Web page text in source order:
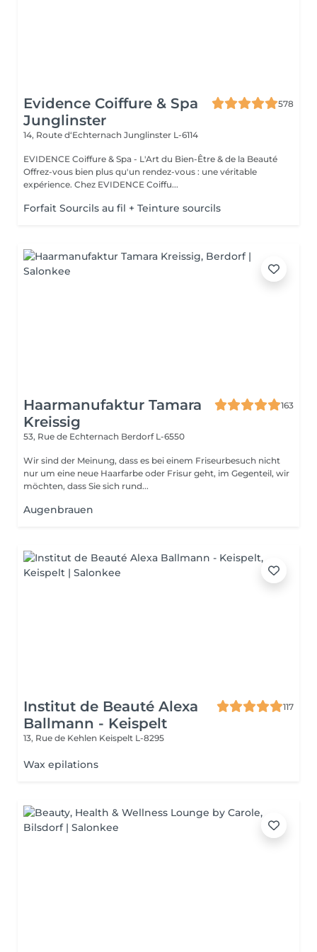
Evidence Coiffure & Spa
Junglinster
578
14, Route d‘Echternach Junglinster L-6114
EVIDENCE Coiffure & Spa - L'Art du Bien-Être & de la Beauté
Offrez-vous bien plus qu'un rendez-vous : une véritable
expérience. Chez EVIDENCE Coiffu...
Forfait Sourcils au fil + Teinture sourcils
Haarmanufaktur Tamara
Kreissig
163
53, Rue de Echternach Berdorf L-6550
Wir sind der Meinung, dass es bei einem Friseurbesuch nicht
nur um eine neue Haarfarbe oder Frisur geht, im Gegenteil, wir
möchten, dass Sie sich rund...
Augenbrauen
Institut de Beauté Alexa
Ballmann - Keispelt
117
13, Rue de Kehlen Keispelt L-8295
Wax epilations